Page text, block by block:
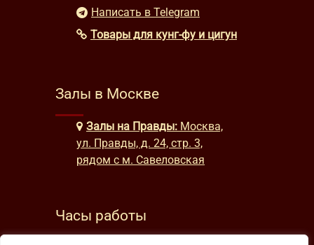
Написать в Telegram
Товары для кунг-фу и цигун
Залы в Москве
Залы на Правды: Москва,
ул. Правды, д. 24, стр. 3,
рядом с м. Савеловская
Часы работы